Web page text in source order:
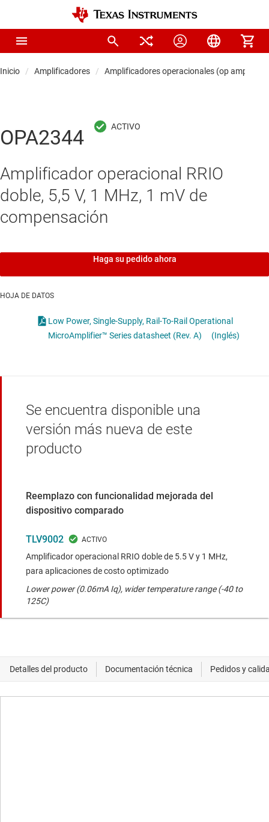
Inicio Amplificadores Amplificadores operacionales (op amps)
OPA2344
Amplificador operacional RRIO
doble, 5,5 V, 1 MHz, 1 mV de
compensación
Haga su pedido ahora
HOJA DE DATOS
Low Power, Single-Supply, Rail-To-Rail Operational
MicroAmplifier™ Series datasheet (Rev. A)
(Inglés)
Se encuentra disponible una
versión más nueva de este
producto
Reemplazo con funcionalidad mejorada del
dispositivo comparado
TLV9002
Amplificador operacional RRIO doble de 5.5 V y 1 MHz,
para aplicaciones de costo optimizado
Lower power (0.06mA Iq), wider temperature range (-40 to
125C)